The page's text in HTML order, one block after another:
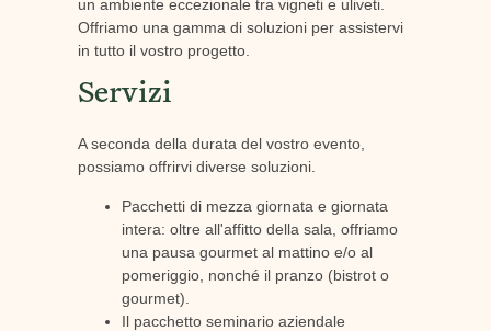
un ambiente eccezionale tra vigneti e uliveti.
Offriamo una gamma di soluzioni per assistervi
in tutto il vostro progetto.
Servizi
A seconda della durata del vostro evento,
possiamo offrirvi diverse soluzioni.
Pacchetti di mezza giornata e giornata
intera: oltre all'affitto della sala, offriamo
una pausa gourmet al mattino e/o al
pomeriggio, nonché il pranzo (bistrot o
gourmet).
Il pacchetto seminario aziendale